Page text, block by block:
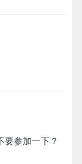
要参加一下？